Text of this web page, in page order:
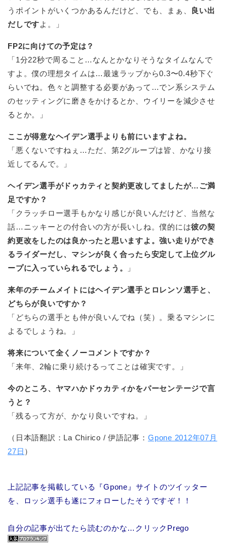
うポイントがいくつかあるんだけど、でも、まぁ、 良い出
だしですよ。」
FP2に向けての予定は？
「1分22秒で周ること…なんとかなりそうなタイムなんで
すよ。僕の理想タイムは…最速ラップから0.3〜0.4秒下ぐ
らいでね。色々と調整する必要があって…でン系システム
のセッティングに磨きをかけるとか、ウイリーを減少させ
るとか。」
ここが得意なヘイデン選手よりも前にいますよね。
「悪くないですねぇ…ただ、第2グループは皆、かなり接
近してるんで。」
ヘイデン選手がドゥカティと契約更改してましたが…ご満
足ですか？
「クラッチロー選手もかなり感じが良いんだけど、当然な
話…ニッキーとの付合いの方が長いしね。僕的には彼の契
約更改をしたのは良かったと思いますよ。強い走りができ
るライダーだし、マシンが良く合ったら安定して上位グル
ープに入っていられるでしょう。
」
来年のチームメイトにはヘイデン選手とロレンソ選手と、
どちらが良いですか？
「どちらの選手とも仲が良いんでね（笑）。乗るマシンに
よるでしょうね。」
将来について全くノーコメントですか？
「来年、2輪に乗り続けるってことは確実です。」
今のところ、ヤマハかドゥカティかをパーセンテージで言
うと？
「残るって方が、かなり良いですね。」
（日本語翻訳：La Chirico / 伊語記事： Gpone 2012年07月
27日 ）
上記記事を掲載している『Gpone』サイトのツイッター
を、ロッシ選手も遂にフォローしたそうですぞ！！
自分の記事が出てたら読むのかな…クリックPrego